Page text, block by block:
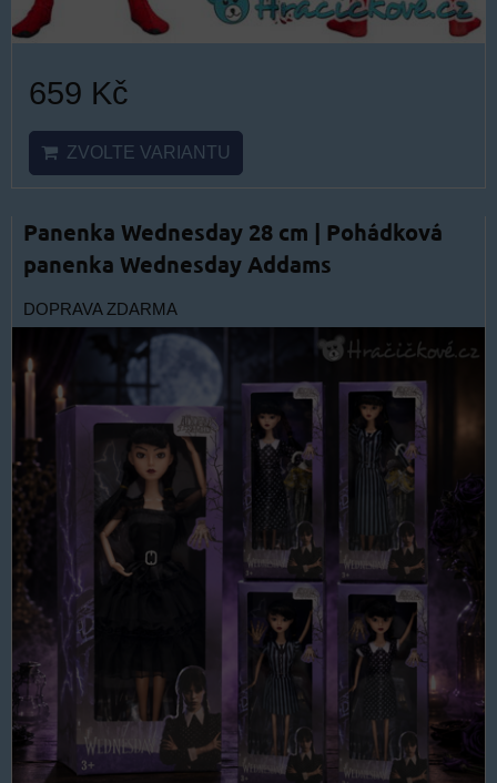
659 Kč
ZVOLTE VARIANTU
Panenka Wednesday 28 cm | Pohádková
panenka Wednesday Addams
DOPRAVA ZDARMA